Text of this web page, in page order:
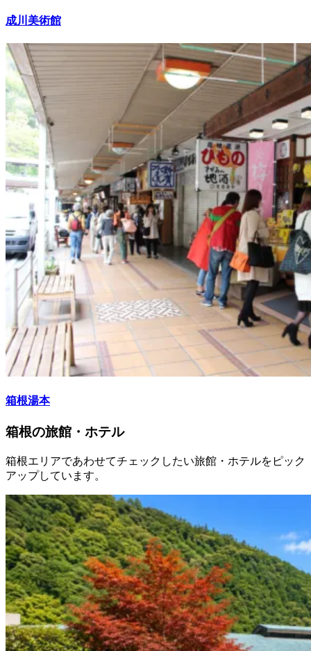
成川美術館
箱根湯本
箱根の旅館・ホテル
箱根エリアであわせてチェックしたい旅館・ホテルをピック
アップしています。